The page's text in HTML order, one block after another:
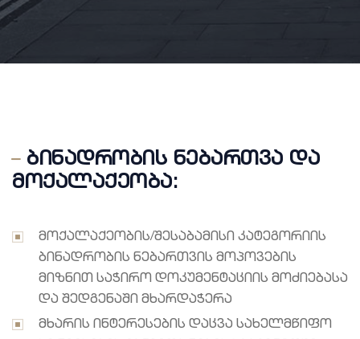
ბინადრობის ნებართვა და
მოქალაქეობა:
მოქალაქეობის/შესაბამისი კატეგორიის
ბინადრობის ნებართვის მოპოვების
მიზნით საჭირო დოკუმენტაციის მოძიებასა
და შედგენაში მხარდაჭერა
მხარის ინტერესების დაცვა სახელმწიფო